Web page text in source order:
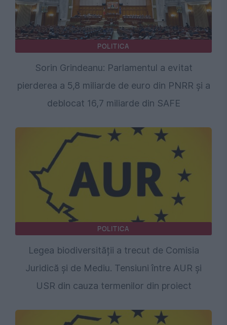
POLITICA
Sorin Grindeanu: Parlamentul a evitat
pierderea a 5,8 miliarde de euro din PNRR și a
deblocat 16,7 miliarde din SAFE
POLITICA
Legea biodiversității a trecut de Comisia
Juridică și de Mediu. Tensiuni între AUR și
USR din cauza termenilor din proiect